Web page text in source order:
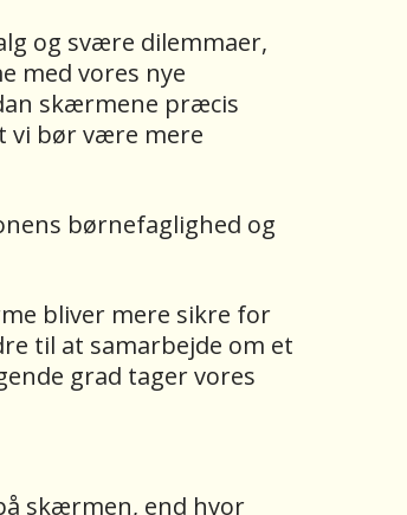
og svære dilemmaer,
med vores nye
skærmene præcis
vi bør være mere
børnefaglighed og
bliver mere sikre for
til at samarbejde om et
grad tager vores
skærmen, end hvor